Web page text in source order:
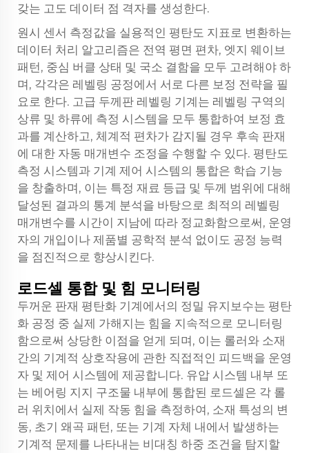
갖는 고도 데이터 점 격자를 생성한다.
원시 센서 측정값을 실용적인 평탄도 지표로 변환하는
데이터 처리 알고리즘은 전역 평면 편차, 엣지 웨이브
패턴, 중심 버클 상태 및 국소 결함을 모두 고려해야 하
며, 각각은 레벨링 공정에서 서로 다른 보정 전략을 필
요로 한다. 고급 두께판 레벨링 기계는 레벨링 구역의
상류 및 하류에 측정 시스템을 모두 통합하여 보정 효
과를 계산하고, 체계적 편차가 감지될 경우 후속 판재
에 대한 자동 매개변수 조정을 수행할 수 있다. 평탄도
측정 시스템과 기계 제어 시스템의 통합은 학습 기능
을 창출하며, 이는 특정 재료 등급 및 두께 범위에 대해
달성된 결과의 통계 분석을 바탕으로 최적의 레벨링
매개변수를 시간이 지남에 따라 정교화함으로써, 운영
자의 개입이나 제품별 공학적 분석 없이도 공정 능력
을 점진적으로 향상시킨다.
로드셀 통합 및 힘 모니터링
두꺼운 판재 평탄화 기계에서의 정밀 유지보수는 평탄
화 공정 중 실제 가해지는 힘을 지속적으로 모니터링
함으로써 상당한 이점을 얻게 되며, 이는 롤러와 소재
간의 기계적 상호작용에 관한 직접적인 피드백을 운영
자 및 제어 시스템에 제공합니다. 유압 시스템 내부 또
는 베어링 지지 구조물 내부에 통합된 로드셀은 각 롤
러 위치에서 실제 작동 힘을 측정하여, 소재 특성의 변
동, 초기 왜곡 패턴, 또는 기계 자체 내에서 발생하는
기계적 문제를 나타내는 비대칭 하중 조건을 탐지할